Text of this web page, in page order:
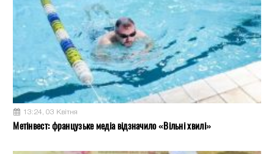
13:24, 03 Квітня
Метінвест: французьке медіа відзначило «Вільні хвилі»